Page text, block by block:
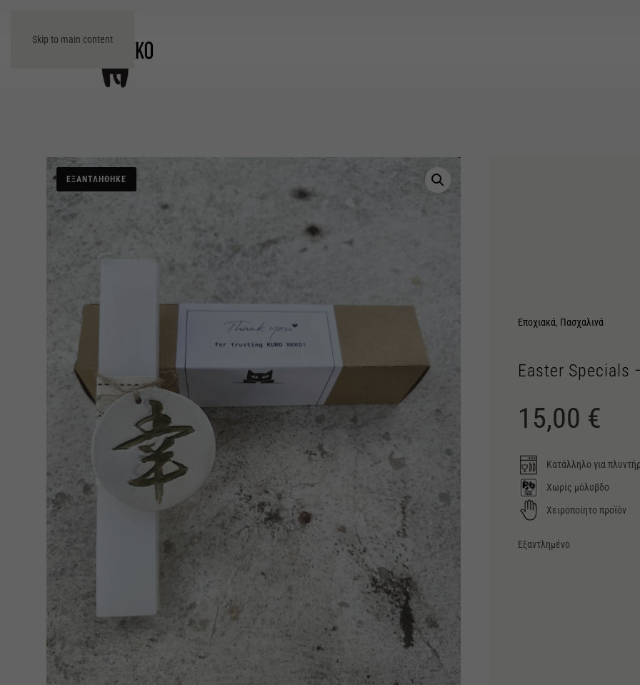
Skip to main content
Εποχιακά, Πασχαλινά
Easter Specials
15,00 €
Κατάλληλο για
Χωρίς μόλυβδο
Χειροποίητο προϊόν
Εξαντλημένο